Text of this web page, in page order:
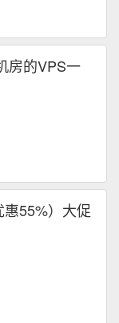
房的VPS一
55%）大促